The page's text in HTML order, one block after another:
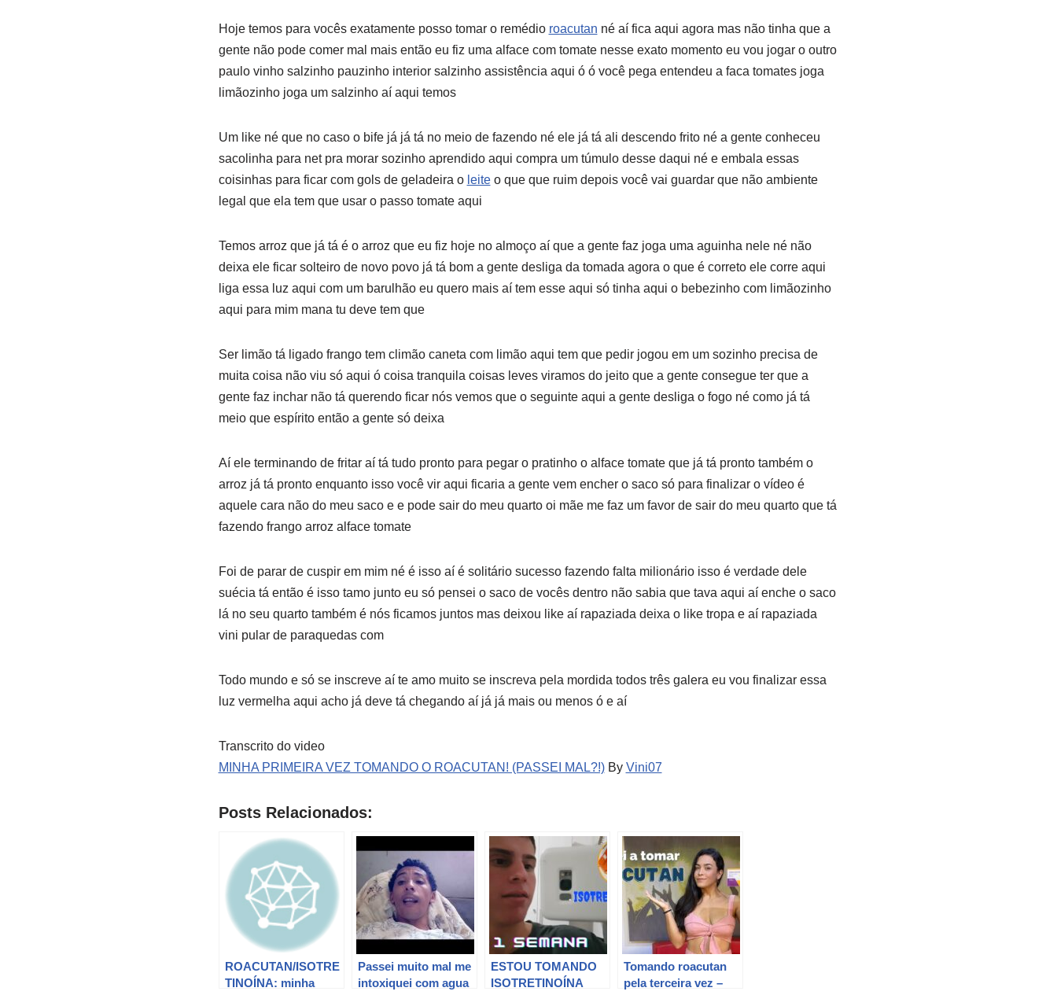
Hoje temos para vocês exatamente posso tomar o remédio roacutan né aí fica aqui agora mas não tinha que a
gente não pode comer mal mais então eu fiz uma alface com tomate nesse exato momento eu vou jogar o outro
paulo vinho salzinho pauzinho interior salzinho assistência aqui ó ó você pega entendeu a faca tomates joga
limãozinho joga um salzinho aí aqui temos
Um like né que no caso o bife já já tá no meio de fazendo né ele já tá ali descendo frito né a gente conheceu
sacolinha para net pra morar sozinho aprendido aqui compra um túmulo desse daqui né e embala essas
coisinhas para ficar com gols de geladeira o leiteo que que ruim depois você vai guardar que não ambiente
legal que ela tem que usar o passo tomate aqui
Temos arroz que já tá é o arroz que eu fiz hoje no almoço aí que a gente faz joga uma aguinha nele né não
deixa ele ficar solteiro de novo povo já tá bom a gente desliga da tomada agora o que é correto ele corre aqui
liga essa luz aqui com um barulhão eu quero mais aí tem esse aqui só tinha aqui o bebezinho com limãozinho
aqui para mim mana tu deve tem que
Ser limão tá ligado frango tem climão caneta com limão aqui tem que pedir jogou em um sozinho precisa de
muita coisa não viu só aqui ó coisa tranquila coisas leves viramos do jeito que a gente consegue ter que a
gente faz inchar não tá querendo ficar nós vemos que o seguinte aqui a gente desliga o fogo né como já tá
meio que espírito então a gente só deixa
Aí ele terminando de fritar aí tá tudo pronto para pegar o pratinho o alface tomate que já tá pronto também o
arroz já tá pronto enquanto isso você vir aqui ficaria a gente vem encher o saco só para finalizar o vídeo é
aquele cara não do meu saco e e pode sair do meu quarto oi mãe me faz um favor de sair do meu quarto que tá
fazendo frango arroz alface tomate
Foi de parar de cuspir em mim né é isso aí é solitário sucesso fazendo falta milionário isso é verdade dele
suécia tá então é isso tamo junto eu só pensei o saco de vocês dentro não sabia que tava aqui aí enche o saco
lá no seu quarto também é nós ficamos juntos mas deixou like aí rapaziada deixa o like tropa e aí rapaziada
vini pular de paraquedas com
Todo mundo e só se inscreve aí te amo muito se inscreva pela mordida todos três galera eu vou finalizar essa
luz vermelha aqui acho já deve tá chegando aí já já mais ou menos ó e aí
Transcrito do video
MINHA PRIMEIRA VEZ TOMANDO O ROACUTAN! (PASSEI MAL?!)By Vini07
Posts Relacionados:
ROACUTAN/ISOTRE
TINOÍNA: minha
Passei muito mal me
intoxiquei com agua
ESTOU TOMANDO
ISOTRETINOÍNA
Tomando roacutan
pela terceira vez –